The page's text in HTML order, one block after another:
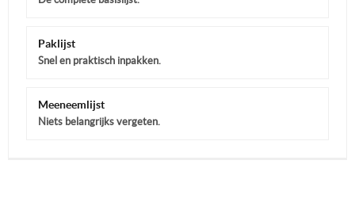
Paklijst
Snel en praktisch inpakken.
Meeneemlijst
Niets belangrijks vergeten.